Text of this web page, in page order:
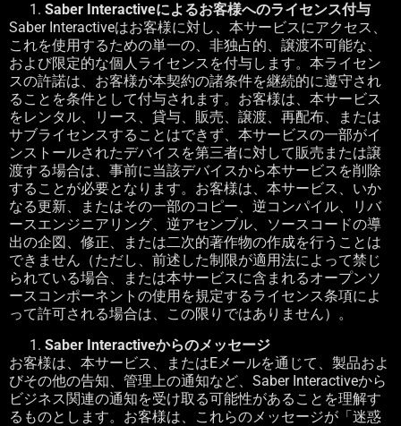
Saber Interactiveによるお客様へのライセンス付与
Saber Interactiveはお客様に対し、本サービスにアクセス、
これを使用するための単一の、非独占的、譲渡不可能な、
および限定的な個人ライセンスを付与します。本ライセン
スの許諾は、お客様が本契約の諸条件を継続的に遵守され
ることを条件として付与されます。お客様は、本サービス
をレンタル、リース、貸与、販売、譲渡、再配布、または
サブライセンスすることはできず、本サービスの一部がイ
ンストールされたデバイスを第三者に対して販売または譲
渡する場合は、事前に当該デバイスから本サービスを削除
することが必要となります。お客様は、本サービス、いか
なる更新、またはその一部のコピー、逆コンパイル、リバ
ースエンジニアリング、逆アセンブル、ソースコードの導
出の企図、修正、または二次的著作物の作成を行うことは
できません（ただし、前述した制限が適用法によって禁じ
られている場合、または本サービスに含まれるオープンソ
ースコンポーネントの使用を規定するライセンス条項によ
って許可される場合は、この限りではありません）。
Saber Interactiveからのメッセージ
お客様は、本サービス、またはE メールを通じて、製品およ
びその他の告知、管理上の通知など、 Saber Interactiveから
ビジネス関連の通知を受け取る可能性があることを理解す
るものとします。お客様は、これらのメッセージが「迷惑